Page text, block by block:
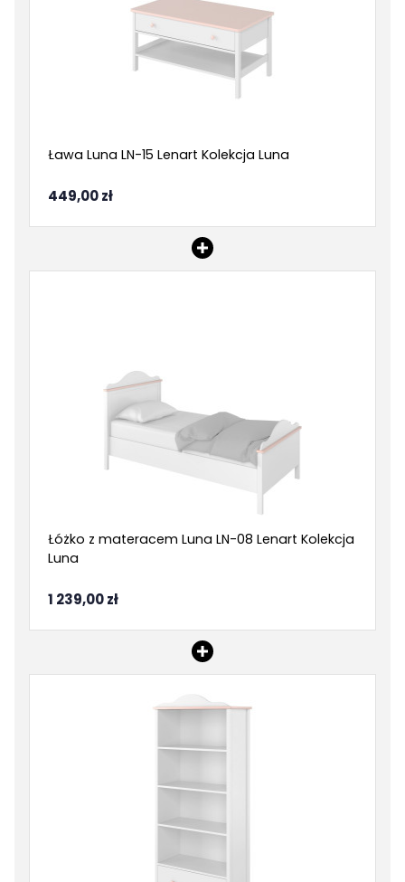
Cechy charakterystyczne
42 cm
Głębokość: 110 cm
Kategoria:
Biały
Ława Luna LN-15 Lenart Kolekcja Luna
449,00 zł
Łóżko z materacem Luna LN-08 Lenart Kolekcja
Luna
1 239,00 zł